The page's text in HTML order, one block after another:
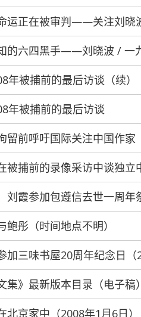
运正在被审判——关注刘晓
的六四黑手——刘晓波 / 一
被捕前的最后访谈（续）
年被捕前的最后访谈
留前呼吁国际关注中国作家
被捕前的录像采访中谈独立
霞参加包遵信去世一周年
彤（时间地点不明）
三味书屋20周年纪念日（
》最新版本目录（电子稿）
京家中（2008年1月6日）